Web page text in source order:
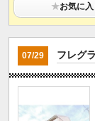
★お気に
07/29 フレグ